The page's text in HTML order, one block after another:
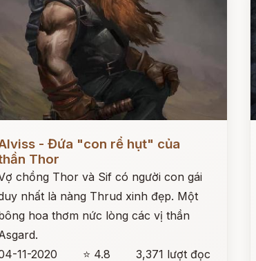
- Đứa "con rể hụt" của
Thor
chồng Thor và Sif có người con gái
nhất là nàng Thrud xinh đẹp. Một
hoa thơm nức lòng các vị thần
11-2020
⭐ 4.8
3,371 lượt đọc